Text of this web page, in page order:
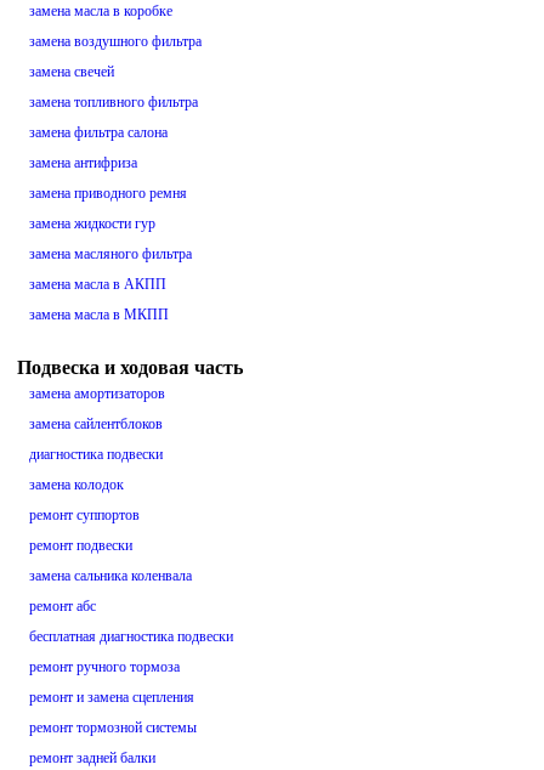
замена масла в коробке
замена воздушного фильтра
замена свечей
замена топливного фильтра
замена фильтра салона
замена антифриза
замена приводного ремня
замена жидкости гур
замена масляного фильтра
замена масла в АКПП
замена масла в МКПП
Подвеска и ходовая часть
замена амортизаторов
замена сайлентблоков
диагностика подвески
замена колодок
ремонт суппортов
ремонт подвески
замена сальника коленвала
ремонт абс
бесплатная диагностика подвески
ремонт ручного тормоза
ремонт и замена сцепления
ремонт тормозной системы
ремонт задней балки